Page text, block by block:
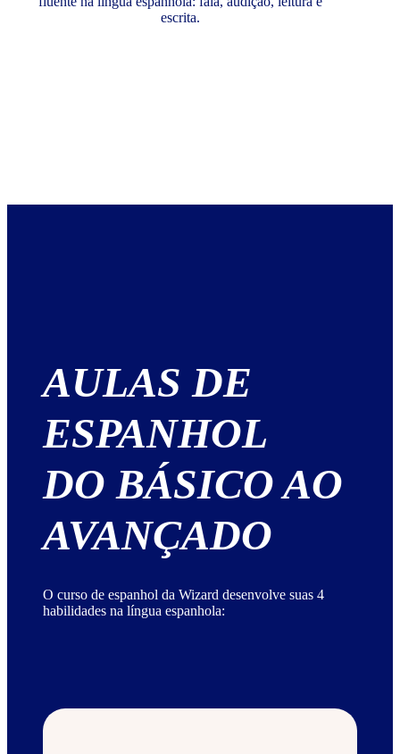
escrita.
AULAS DE
ESPANHOL
DO BÁSICO AO
AVANÇADO
O curso de espanhol da Wizard desenvolve suas 4
habilidades na língua espanhola: